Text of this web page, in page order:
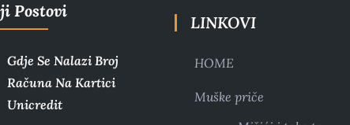
Postovi
Gdje Se Nalazi Broj
Računa Na Kartici
Unicredit
LINKOVI
HOME
Muške priče